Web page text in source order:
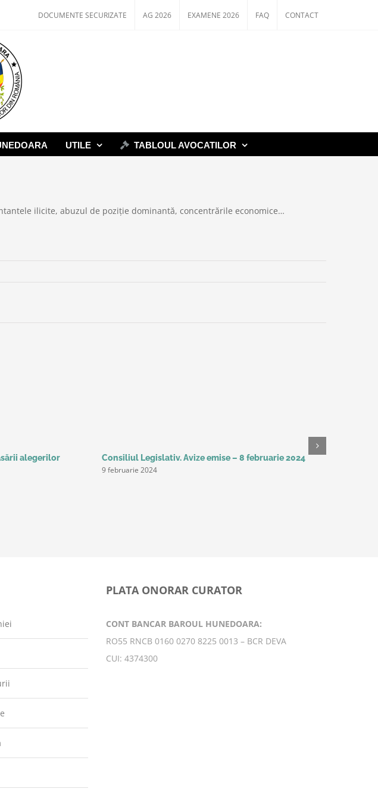
DOCUMENTE SECURIZATE AG 2026 EXAMENE 2026 FAQ CONTACT
UTILE TABLOUL AVOCATILOR
ilicite, abuzul de poziție dominantă, concentrările economice…
alegerilor
Consiliul Legislativ. Avize emise – 8 februarie 2024
9 februarie 2024
PLATA ONORAR CURATOR
CONT BANCAR BAROUL HUNEDOARA:
RO55 RNCB 0160 0270 8225 0013 – BCR DEVA
CUI: 4374300